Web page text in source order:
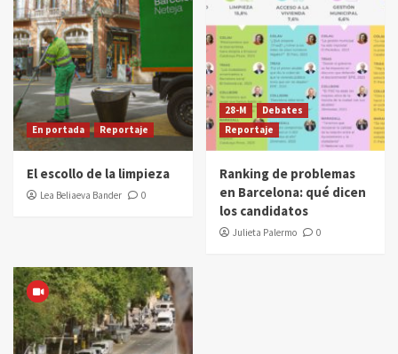
En portada Reportaje
El escollo de la limpieza
Lea Beliaeva Bander 0
28-M
Debates
Reportaje
Ranking de problemas
en Barcelona: qué dicen
los candidatos
Julieta Palermo 0